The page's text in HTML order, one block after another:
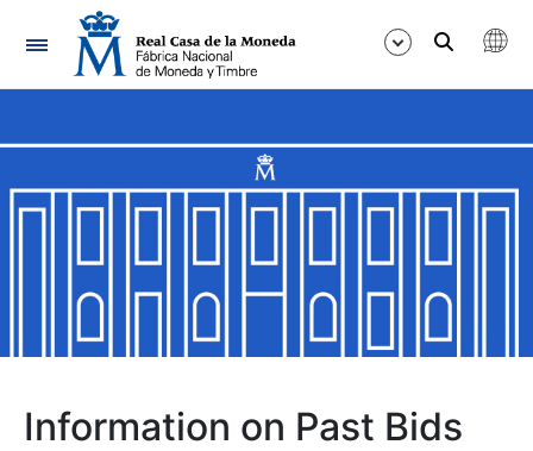
Navigation
Show/Hide
Show/Hide
Show/Hide
Information on Past Bids